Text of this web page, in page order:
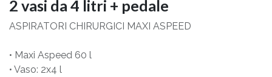
2 vasi da 4 litri + pedale
ASPIRATORI CHIRURGICI MAXI ASPEED
• Maxi Aspeed 60 l
• Vaso: 2x4 l